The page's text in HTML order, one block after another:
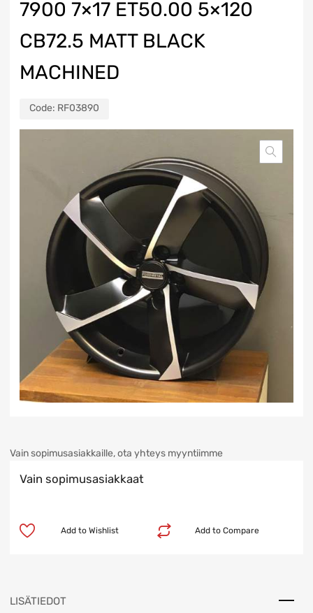
7900 7×17 ET50.00 5×120
CB72.5 MATT BLACK
MACHINED
Code: RF03890
Vain sopimusasiakkaille, ota yhteys myyntiimme
Vain sopimusasiakkaat
Add to Compare
Add to Wishlist
LISÄTIEDOT